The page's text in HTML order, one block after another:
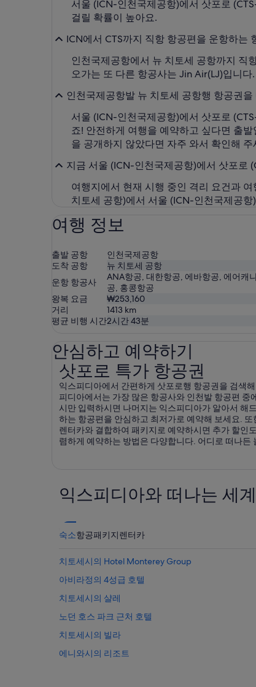
서울 (ICN-인천국제공항)에서 삿포로
걸릴 확률이 높아요.
ICN에서 CTS까지 직항 항공편을 운항하는
인천국제공항에서 뉴 치토세 공항까지 직
오가는 또 다른 항공사는 Jin Air(LJ)입니
인천국제공항발 뉴 치토세 공항행 항공권
서울 (ICN-인천국제공항)에서 삿포로
죠! 안전하게 여행을 예약하고 싶다면 출
을 공개하지 않았다면 자주 와서 확인해
지금 서울 (ICN-인천국제공항)에서 삿포로
여행지에서 현재 시행 중인 격리 요건과
치토세 공항)에서 서울 (ICN-인천국제공
여행 정보
출발 공항
인천국제공항
도착 공항
뉴 치토세 공항
운항 항공사
ANA항공, 대한항공, 에바항공, 에어캐
공, 홍콩항공
왕복 요금
₩253,160
거리
1413 km
평균 비행 시간2시간 43분
안심하고 예약하기
삿포로 특가 항공권
익스피디아에서 간편하게 삿포로행 항공권을 검색
피디아에서는 가장 많은 항공사와 인천발 항공편
시만 입력하시면 나머지는 익스피디아가 알아서 해
하는 항공편을 안심하고 최저가로 예약해 보세요.
렌터카와 결합하여 패키지로 예약하시면 추가 할인
렴하게 예약하는 방법은 다양합니다. 어디로 떠나
삿포로 특가 항공권
익스피디아와 떠나는 세
숙소항공패키지렌터카
치토세시의 Hotel Monterey Group
아비라정의 4성급 호텔
치토세시의 샬레
노던 호스 파크 근처 호텔
치토세시의 빌라
에니와시의 리조트